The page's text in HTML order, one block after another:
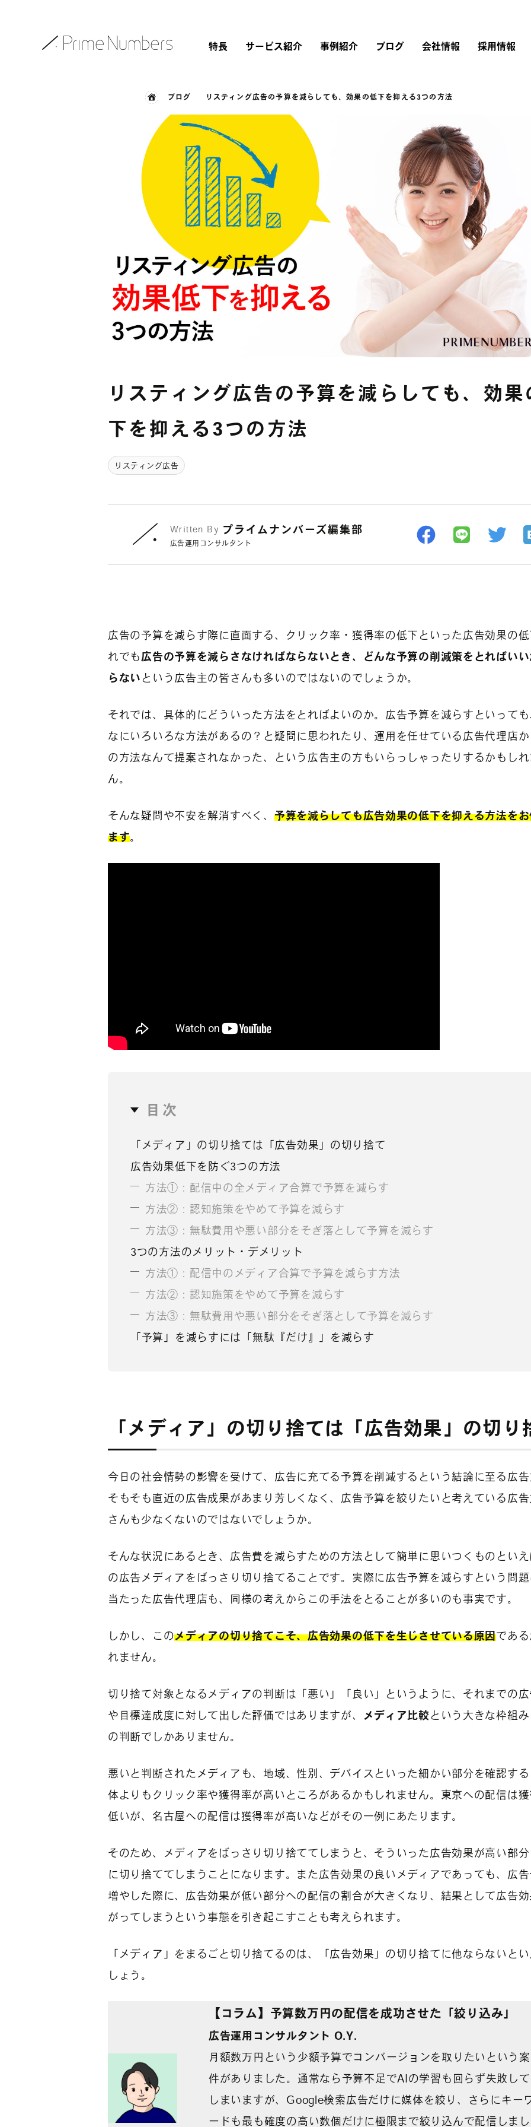
特長 サービス紹介 事例紹介 ブログ 会社情報 採用情報
リスティング広告
Google広告
LINEヤフー広告
Microsoft広告
YouTube広告
Facebook広告
Instagram広告
Twitter広告
LinkedIn広告
TikTok広告
その他の運用型広告
データフィードを
利用した広告
広告運用
Web制作
会社概要
経営理念・行動指針
ブランドストーリー
採用情報
仕事を知る
広告運用コンサルティング
アカウントプランナー
研修内容・キャリア・
評価制度
中途募集採用フォーム
ブログ リスティング広告の予算を減らしても、効果の低下を抑える3つの方法
リスティング広告の予算を減らしても、効果
下を抑える3つの方法
リスティング広告
Written By プライムナンバーズ編集部
広告運用コンサルタント
広告の予算を減らす際に直面する、クリック率・獲得率の低下といった広告効果の
れでも 広告の予算を減らさなければならないとき、どんな予算の削減策をとればい
らない という広告主の皆さんも多いのではないのでしょうか。
それでは、具体的にどういった方法をとればよいのか。広告予算を減らすといって
なにいろいろな方法があるの？と疑問に思われたり、運用を任せている広告代理店
の方法なんて提案されなかった、という広告主の方もいらっしゃったりするかもし
ん。
そんな疑問や不安を解消すべく、 予算を減らしても広告効果の低下を抑える方法を
ます。
目次
「メディア」の切り捨ては「広告効果」の切り捨て
広告効果低下を防ぐ3つの方法
方法①：配信中の全メディア合算で予算を減らす
方法②：認知施策をやめて予算を減らす
方法③：無駄費用や悪い部分をそぎ落として予算を減らす
3つの方法のメリット・デメリット
方法①：配信中のメディア合算で予算を減らす方法
方法②：認知施策をやめて予算を減らす
方法③：無駄費用や悪い部分をそぎ落として予算を減らす
「予算」を減らすには「無駄『だけ』」を減らす
「メディア」の切り捨ては「広告効果」の切り
今日の社会情勢の影響を受けて、広告に充てる予算を削減するという結論に至る広
そもそも直近の広告成果があまり芳しくなく、広告予算を絞りたいと考えている広
さんも少なくないのではないでしょうか。
そんな状況にあるとき、広告費を減らすための方法として簡単に思いつくものとい
の広告メディアをばっさり切り捨てることです。実際に広告予算を減らすという問
当たった広告代理店も、同様の考えからこの手法をとることが多いのも事実です。
しかし、このメディアの切り捨てこそ、広告効果の低下を生じさせている原因であ
れません。
切り捨て対象となるメディアの判断は「悪い」「良い」というように、それまでの
や目標達成度に対して出した評価ではありますが、
メディア比較 という大きな枠組
の判断でしかありません。
悪いと判断されたメディアも、地域、性別、デバイスといった細かい部分を確認す
体よりもクリック率や獲得率が高いところがあるかもしれません。東京への配信は
低いが、名古屋への配信は獲得率が高いなどがその一例にあたります。
そのため、メディアをばっさり切り捨ててしまうと、そういった広告効果が高い部
に切り捨ててしまうことになります。また広告効果の良いメディアであっても、広
増やした際に、広告効果が低い部分への配信の割合が大きくなり、結果として広告
がってしまうという事態を引き起こすことも考えられます。
「メディア」をまるごと切り捨てるのは、「広告効果」の切り捨てに他ならないと
しょう。
【コラム】 予算数万円の配信を成功させた「絞り込み」
広告運用 コンサルタント O.Y.
月額数万円という少額予算でコンバージョンを取りたいという案
件がありました。通常なら予算不足でAIの学習も回らず失敗して
しまいますが、Google検索広告だけに媒体を絞り、さらにキー
ードも最も確度の高い数個だけに極限まで絞り込んで配信しまし